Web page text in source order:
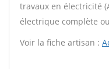
travaux en électricité
électrique complète
Voir la fiche artisan :